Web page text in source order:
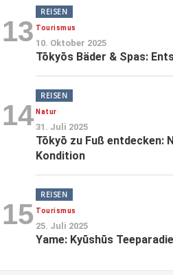
13
REISEN
Tourismus
10. Oktober 2025
Tōkyōs Bäder & Spas:
14
REISEN
Natur
31. Juli 2025
Tōkyō zu Fuß entdecken:
Kondition
15
REISEN
Tourismus
25. Juli 2025
Yame: Kyūshūs